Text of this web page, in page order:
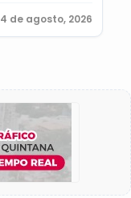
4 de agosto, 2026